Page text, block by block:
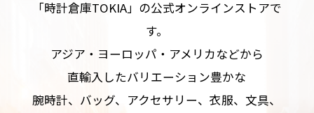
「時計倉庫TOKIA」の公式オンラインストアで
す。
アジア・ヨーロッパ・アメリカなどから
直輸入したバリエーション豊かな
腕時計、バッグ、アクセサリー、衣服、文具、